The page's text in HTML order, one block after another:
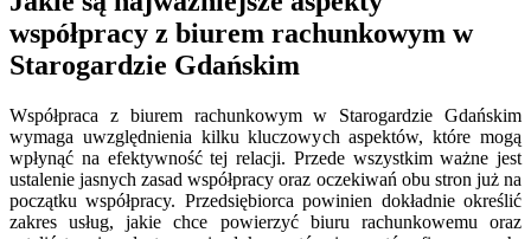
współpracy z biurem rachunkowym w
Starogardzie Gdańskim
Współpraca z biurem rachunkowym w Starogardzie Gdańskim
wymaga uwzględnienia kilku kluczowych aspektów, które mogą
wpłynąć na efektywność tej relacji. Przede wszystkim ważne jest
ustalenie jasnych zasad współpracy oraz oczekiwań obu stron już na
początku współpracy. Przedsiębiorca powinien dokładnie określić
zakres usług, jakie chce powierzyć biuru rachunkowemu oraz